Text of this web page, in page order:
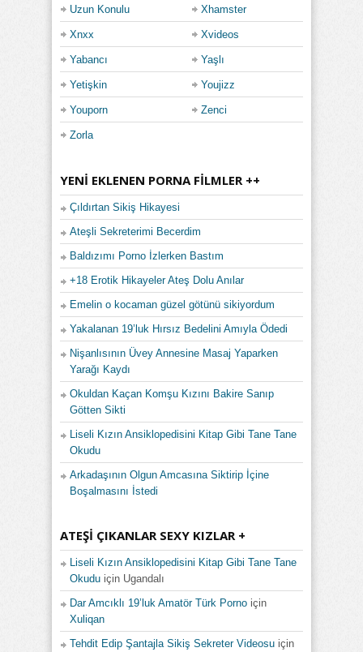
Uzun Konulu Xhamster
Xnxx Xvideos
Yabancı Yaşlı
Yetişkin Youjizz
Youporn Zenci
Zorla
YENI EKLENEN PORNA FILMLER ++
Çıldırtan Sikiş Hikayesi
Ateşli Sekreterimi Becerdim
Baldızımı Porno İzlerken Bastım
+18 Erotik Hikayeler Ateş Dolu Anılar
Emelin o kocaman güzel götünü sikiyordum
Yakalanan 19’luk Hırsız Bedelini Amıyla Ödedi
Nişanlısının Üvey Annesine Masaj Yaparken
Yarağı Kaydı
Okuldan Kaçan Komşu Kızını Bakire Sanıp
Götten Sikti
Liseli Kızın Ansiklopedisini Kitap Gibi Tane Tane
Okudu
Arkadaşının Olgun Amcasına Siktirip İçine
Boşalmasını İstedi
ATEŞI ÇIKANLAR SEXY KIZLAR +
Liseli Kızın Ansiklopedisini Kitap Gibi Tane Tane
Okudu için Ugandalı
Dar Amcıklı 19’luk Amatör Türk Porno için
Xuliqan
Tehdit Edip Şantajla Sikiş Sekreter Videosu için